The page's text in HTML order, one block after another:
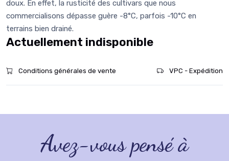
doux. En effet, la rusticité des cultivars que nous
commercialisons dépasse guère -8°C, parfois -10°C en
terrains bien drainé.
Actuellement indisponible
Conditions générales de vente VPC - Expédition
Avez-vous pensé à